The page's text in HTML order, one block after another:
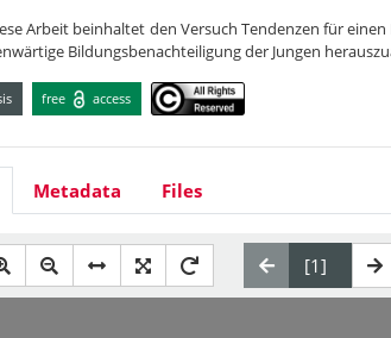
Arbeit beinhaltet den Versuch Tendenzen für
Bildungsbenachteiligung der Jungen
free access
Metadata Files